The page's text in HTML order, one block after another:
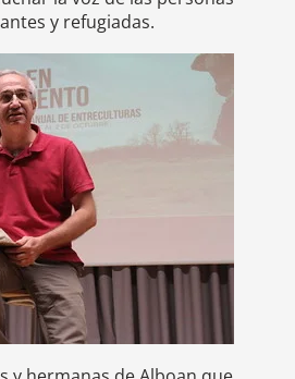
y refugiadas.